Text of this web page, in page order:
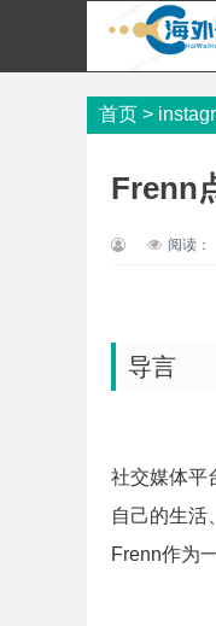
首页 >
Frenn
阅读：
导言
社交媒体平
自己的生活
Frenn作为